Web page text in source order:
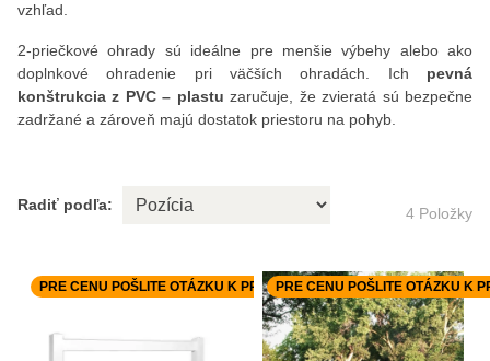
vzhľad.
2‑priečkové ohrady sú ideálne pre menšie výbehy alebo ako
doplnkové ohradenie pri väčších ohradách. Ich pevná
konštrukcia z PVC – plastu zaručuje, že zvieratá sú bezpečne
zadržané a zároveň majú dostatok priestoru na pohyb.
Radiť podľa: 4 Položky
PRE CENU POŠLITE OTÁZKU K PRODUKTU.PRE CENU POŠLITE OTÁZKU K